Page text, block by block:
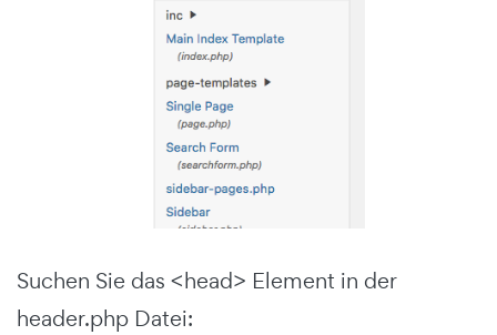
Suchen Sie das <head> Element in der
header.php Datei: